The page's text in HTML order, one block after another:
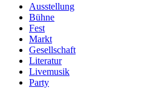
Ausstellung
Bühne
Fest
Markt
Gesellschaft
Literatur
Livemusik
Party